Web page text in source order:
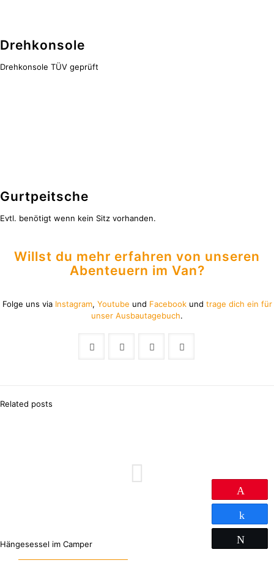
Drehkonsole
Drehkonsole TÜV geprüft
Gurtpeitsche
Evtl. benötigt wenn kein Sitz vorhanden.
Willst du mehr erfahren von unseren
Abenteuern im Van?
Folge uns via Instagram, Youtube und Facebookund trage dich ein für
unser Ausbautagebuch.
Related posts
Hängesessel im Camper